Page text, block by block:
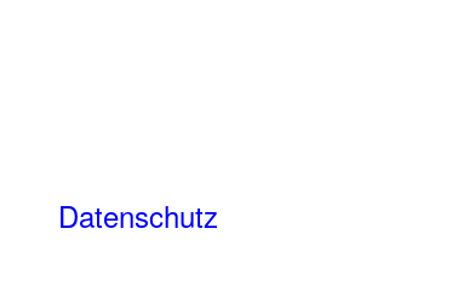
Datenschutz